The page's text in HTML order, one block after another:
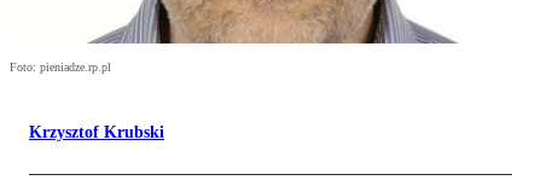
Foto: pieniadze.rp.pl
Krzysztof Krubski